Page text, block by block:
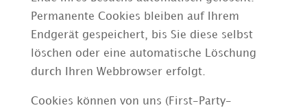
Permanente Cookies bleiben auf Ihrem
Endgerät gespeichert, bis Sie diese selbst
löschen oder eine automatische Löschung
durch Ihren Webbrowser erfolgt.
Cookies können von uns (First-Party-